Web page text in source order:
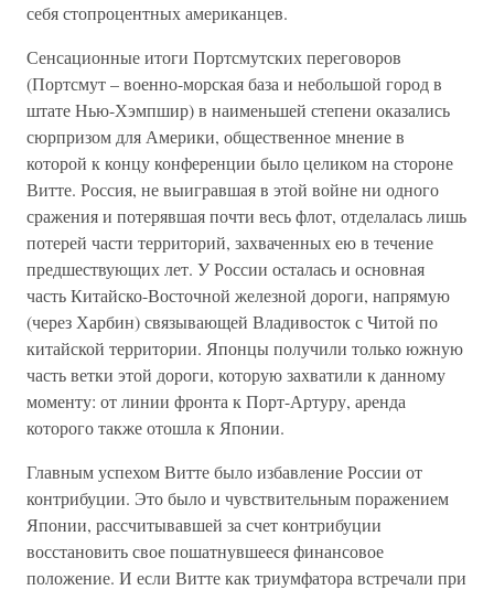
себя стопроцентных американцев.
Сенсационные итоги Портсмутских переговоров
(Портсмут – военно-морская база и небольшой город в
штате Нью-Хэмпшир) в наименьшей степени оказались
сюрпризом для Америки, общественное мнение в
которой к концу конференции было целиком на стороне
Витте. Россия, не выигравшая в этой войне ни одного
сражения и потерявшая почти весь флот, отделалась лишь
потерей части территорий, захваченных ею в течение
предшествующих лет. У России осталась и основная
часть Китайско-Восточной железной дороги, напрямую
(через Харбин) связывающей Владивосток с Читой по
китайской территории. Японцы получили только южную
часть ветки этой дороги, которую захватили к данному
моменту: от линии фронта к Порт-Артуру, аренда
которого также отошла к Японии.
Главным успехом Витте было избавление России от
контрибуции. Это было и чувствительным поражением
Японии, рассчитывавшей за счет контрибуции
восстановить свое пошатнувшееся финансовое
положение. И если Витте как триумфатора встречали при